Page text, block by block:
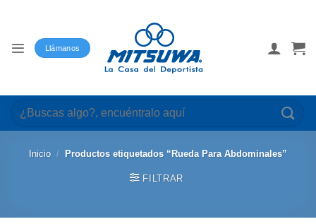
Llámanos
Buscar
por:
Inicio / Productos etiquetados “Rueda Para Abdominales”
FILTRAR